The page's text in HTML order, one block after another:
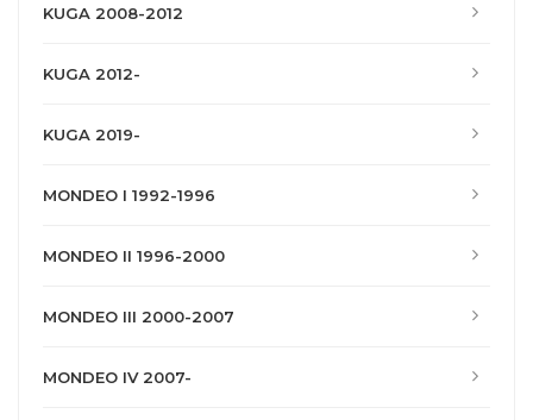
KUGA 2008-2012
KUGA 2012-
KUGA 2019-
MONDEO I 1992-1996
MONDEO II 1996-2000
MONDEO III 2000-2007
MONDEO IV 2007-